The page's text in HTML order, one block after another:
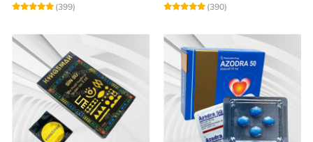
(399)
(390)